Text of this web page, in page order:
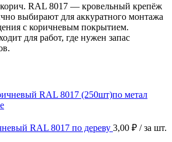
RAL 8017 — кровельный крепёж
выбирают для аккуратного монтажа
с коричневым покрытием.
для работ, где нужен запас
RAL 8017 по дереву 3,00 ₽ / за шт.